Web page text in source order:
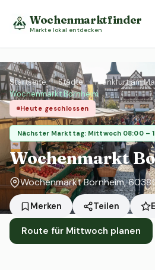
Wochenmarktfinder
Märkte lokal entdecken
Startseite › Städte › Frankfurt am
Wochenmarkt Bornheim
Heute geschlossen
Nächster Markttag: Mittwoch 08:00 –
Wochenmarkt
Wochenmarkt Bornheim,
Merken Teilen
Route für Mittwoch planen